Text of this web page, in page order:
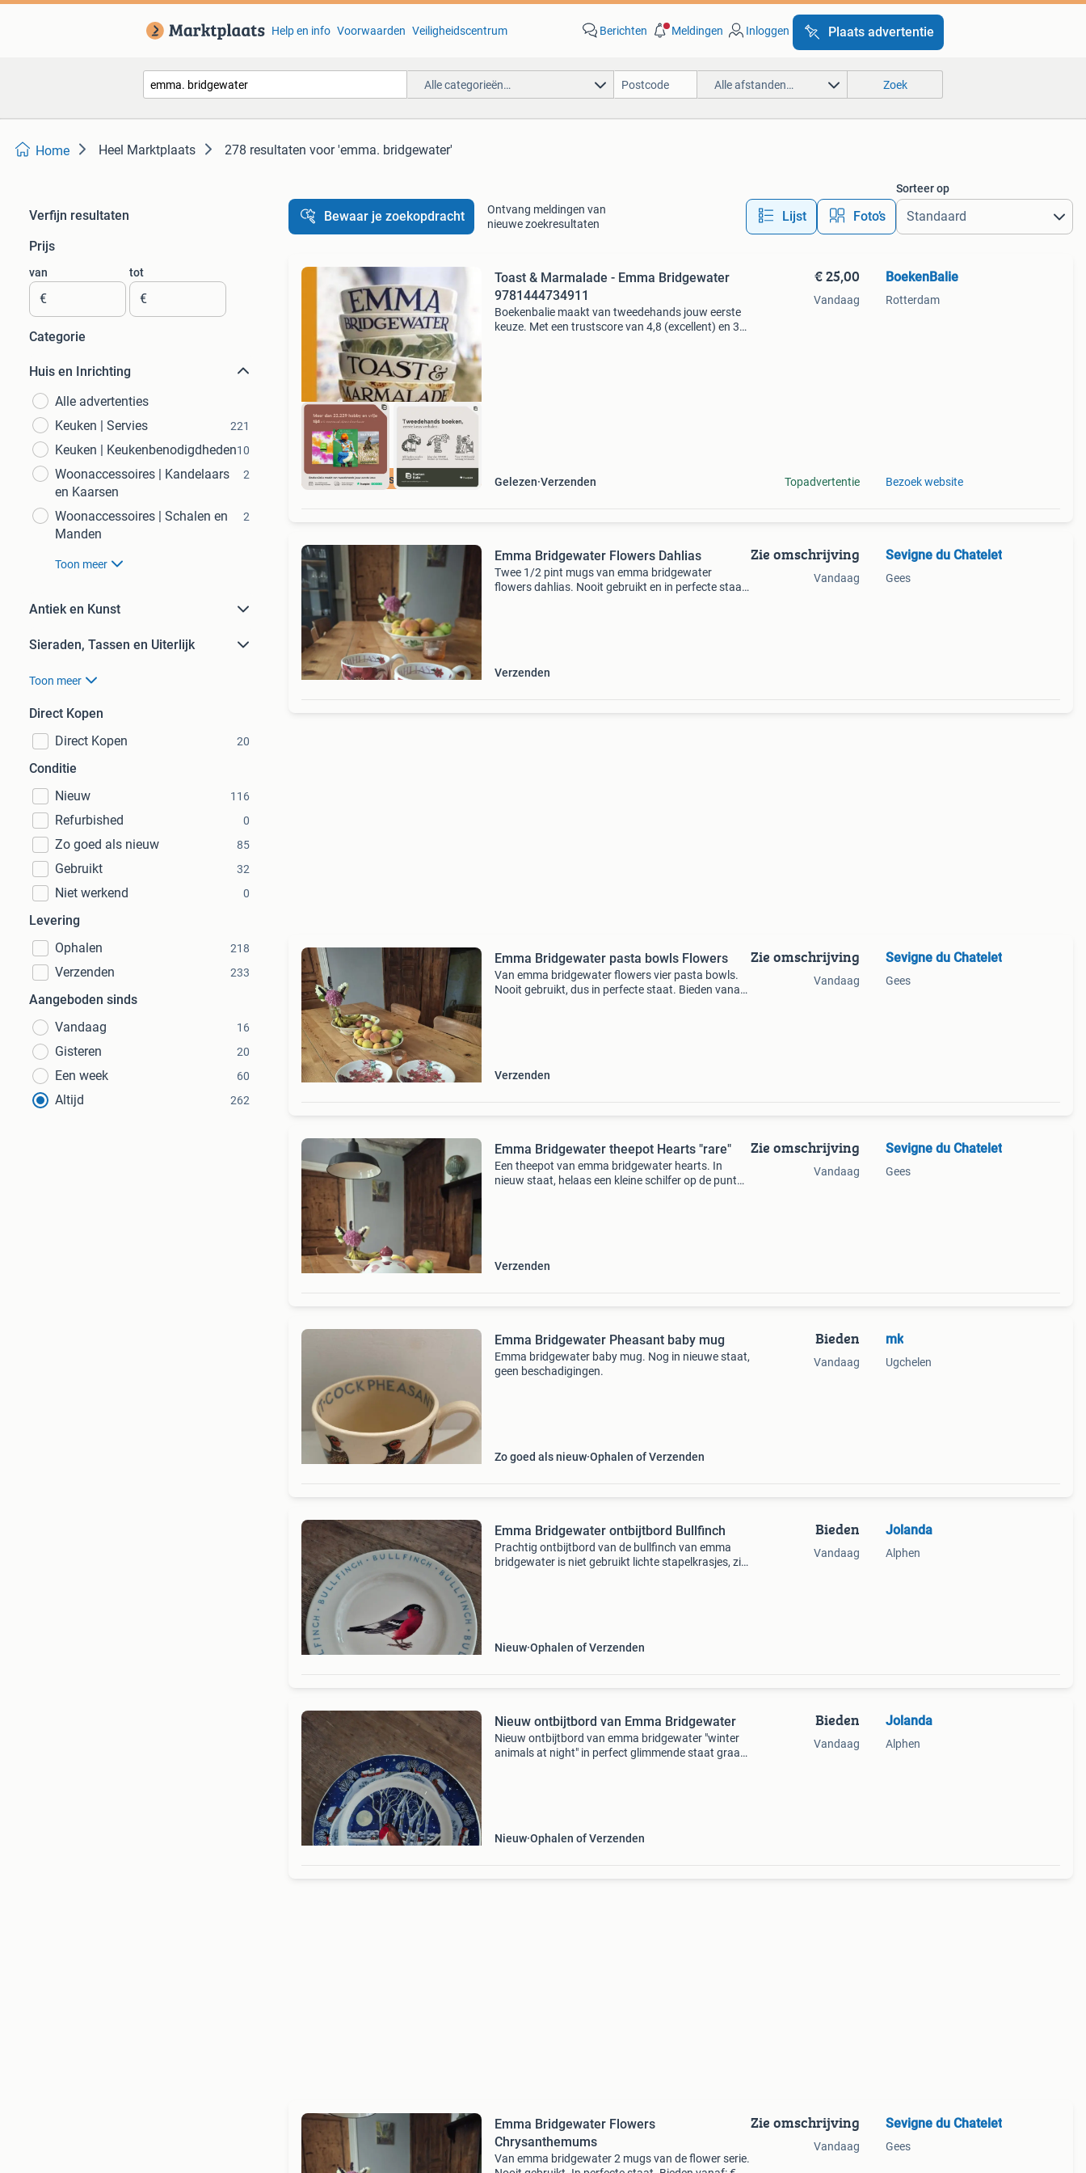
Help en info Voorwaarden Veiligheidscentrum Berichten Meldingen Inloggen Plaats advertentie
Alle categorieën… Alle afstanden… Zoek
Home Heel Marktplaats 278 resultaten voor 'emma. bridgewater'
Verfijn resultaten
Prijs
van
€
tot
€
Categorie
Huis en Inrichting
Alle advertenties
Keuken | Servies
221
Keuken | Keukenbenodigdheden10
Woonaccessoires | Kandelaars
en Kaarsen
2
Woonaccessoires | Schalen en
Manden
2
Toon meer
Antiek en Kunst
Sieraden, Tassen en Uiterlijk
Toon meer
Direct Kopen
Direct Kopen
20
Conditie
Nieuw
116
Refurbished 0
Zo goed als nieuw 85
Gebruikt 32
Niet werkend 0
Levering
Ophalen
218
Verzenden 233
Aangeboden sinds
Vandaag
16
Gisteren 20
Een week 60
Altijd 262
Bewaar je zoekopdracht
Ontvang meldingen van
nieuwe zoekresultaten
Lijst Foto’s
Sorteer op
Scherpste prijs
Toast & Marmalade - Emma Bridgewater
9781444734911
Boekenbalie maakt van tweedehands jouw eerste
keuze. Met een trustscore van 4,8 (excellent) en 30
Gelezen Verzenden
€ 25,00
Vandaag
Topadvertentie
BoekenBalie
Rotterdam
Bezoek website
Emma Bridgewater Flowers Dahlias
Twee 1/2 pint mugs van emma bridgewater
flowers dahlias. Nooit gebruikt en in perfecte staat.
Verzenden
Zie omschrijving
Vandaag
Sevigne du Chatelet
Gees
Emma Bridgewater pasta bowls Flowers
Van emma bridgewater flowers vier pasta bowls.
Nooit gebruikt, dus in perfecte staat. Bieden vanaf:
Verzenden
Zie omschrijving
Vandaag
Sevigne du Chatelet
Gees
Emma Bridgewater theepot Hearts "rare"
Een theepot van emma bridgewater hearts. In
nieuw staat, helaas een kleine schilfer op de punt
Verzenden
Zie omschrijving
Vandaag
Sevigne du Chatelet
Gees
Emma Bridgewater Pheasant baby mug
Emma bridgewater baby mug. Nog in nieuwe staat,
geen beschadigingen.
Zo goed als nieuw Ophalen of Verzenden
Bieden
Vandaag
mk
Ugchelen
Emma Bridgewater ontbijtbord Bullfinch
Prachtig ontbijtbord van de bullfinch van emma
bridgewater is niet gebruikt lichte stapelkrasjes, zie
Nieuw Ophalen of Verzenden
Bieden
Vandaag
Jolanda
Alphen
Nieuw ontbijtbord van Emma Bridgewater
Nieuw ontbijtbord van emma bridgewater "winter
animals at night" in perfect glimmende staat graag
Nieuw Ophalen of Verzenden
Bieden
Vandaag
Jolanda
Alphen
Emma Bridgewater Flowers
Chrysanthemums
Van emma bridgewater 2 mugs van de flower serie.
Zie omschrijving
Vandaag
Sevigne du Chatelet
Gees